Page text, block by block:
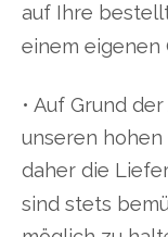
auf Ihre
einem eigenen
• Auf Grund
unseren
daher die
sind stets